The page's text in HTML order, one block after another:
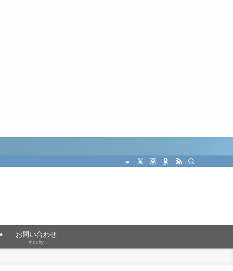
お問い合わせ
inquiry